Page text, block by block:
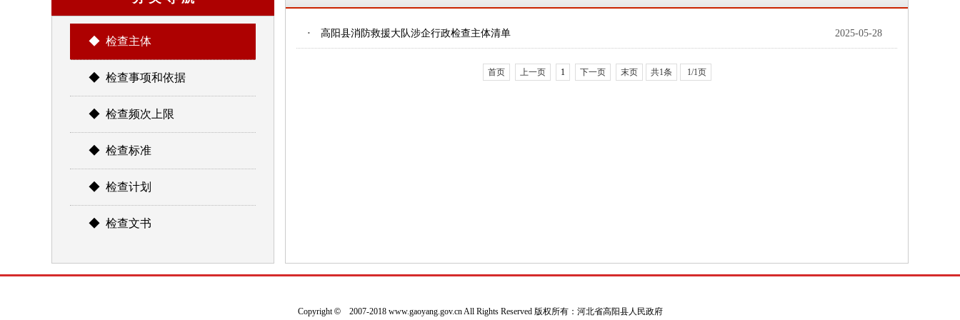
◆ 检查主体
◆ 检查事项和依据
◆ 检查频次上限
◆ 检查标准
◆ 检查计划
◆ 检查文书
· 高阳县消防救援大队涉企行政检查主体清单 2025-05-28
首页 上一页 1 下一页 末页 共1条 1/1页
Copyright©2007-2018 www.gaoyang.gov.cn All Rights Reserved 版权所有：河北省高阳县人民政府